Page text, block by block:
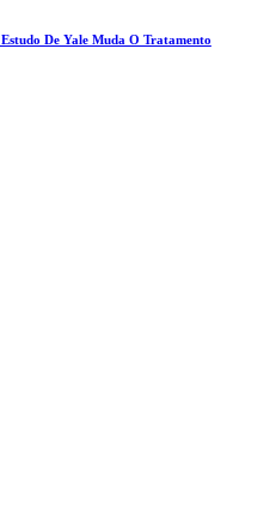
De Yale Muda O Tratamento